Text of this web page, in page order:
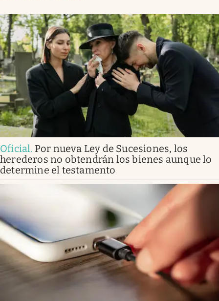
Oficial. Por nueva Ley de Sucesiones, los
herederos no obtendrán los bienes aunque lo
determine el testamento